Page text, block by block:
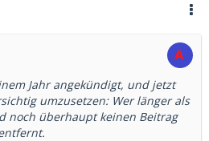
Jahr angekündigt, und jetzt
umzusetzen: Wer länger als
noch überhaupt keinen Beitrag